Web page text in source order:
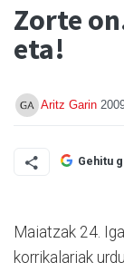
Zorte
eta!
Aritz Garin
Gehitu
Maiatzak 24.
korrikalariak